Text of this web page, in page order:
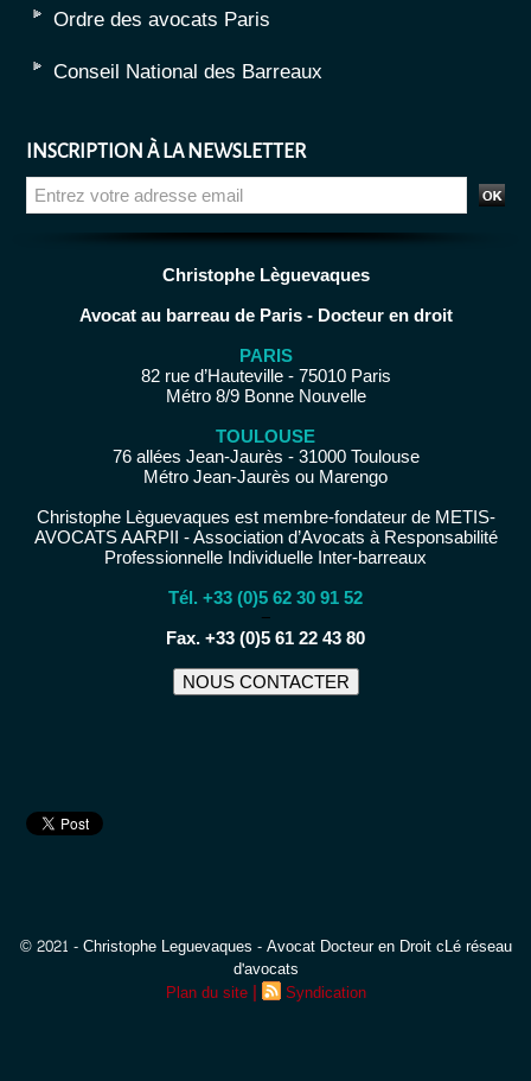
Ordre des avocats Paris
Conseil National des Barreaux
INSCRIPTION À LA NEWSLETTER
Christophe Lèguevaques
Avocat au barreau de Paris - Docteur en droit
PARIS
82 rue d’Hauteville - 75010 Paris
Métro 8/9 Bonne Nouvelle
TOULOUSE
76 allées Jean-Jaurès - 31000 Toulouse
Métro Jean-Jaurès ou Marengo
Christophe Lèguevaques est membre-fondateur de METIS-
AVOCATS AARPII - Association d’Avocats à Responsabilité
Professionnelle Individuelle Inter-barreaux
Tél. +33 (0)5 62 30 91 52
−
Fax. +33 (0)5 61 22 43 80
NOUS CONTACTER
© 2021 - Christophe Leguevaques - Avocat Docteur en Droit cLé réseau
d'avocats
Plan du site | Syndication